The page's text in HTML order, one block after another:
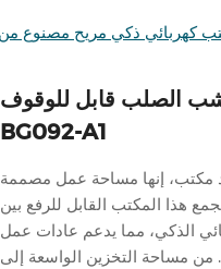
الصلب قابل للوقوف
BG092-A1
مكتب، إنها مساحة عمل مصممة
هذا المكتب القابل للرفع بين
الذكي، مما يدعم عادات عمل
مساحة التخزين الواسعة إلى